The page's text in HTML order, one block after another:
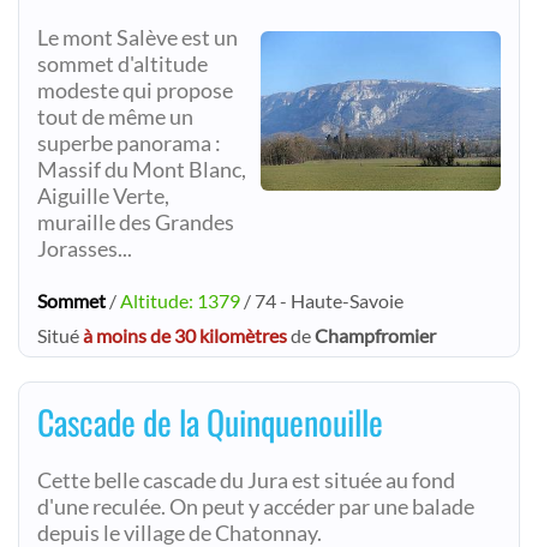
Le mont Salève est un
sommet d'altitude
modeste qui propose
tout de même un
superbe panorama :
Massif du Mont Blanc,
Aiguille Verte,
muraille des Grandes
Jorasses...
Sommet /Altitude: 1379 / 74 - Haute-Savoie
Situéà moins de 30 kilomètresdeChampfromier
Cascade de la Quinquenouille
Cette belle cascade du Jura est située au fond
d'une reculée. On peut y accéder par une balade
depuis le village de Chatonnay.